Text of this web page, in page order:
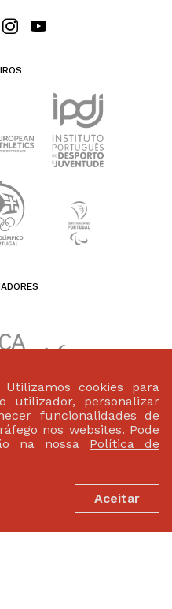
60 20
Utilizamos cookies para
utilizador, personalizar
funcionalidades de
nos websites. Pode
na nossa Política de
Aceitar